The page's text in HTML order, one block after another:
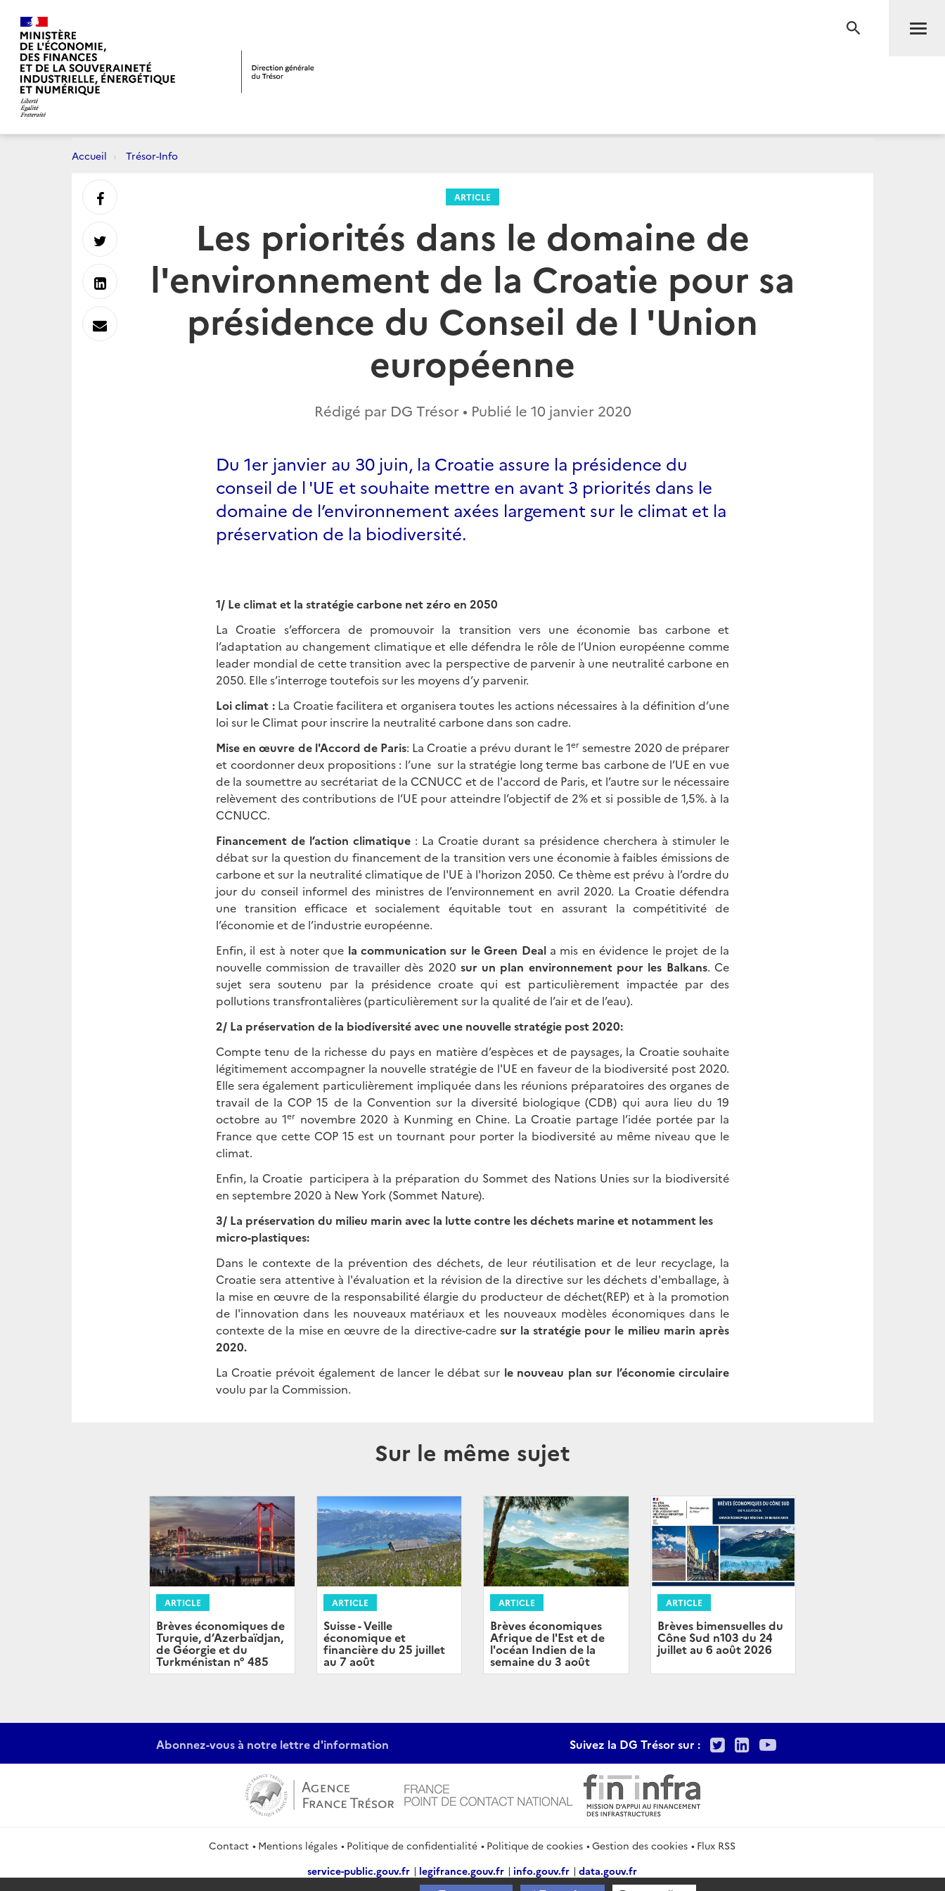
RECHERCHE
Accueil Trésor-Info
ARTICLE
Les priorités dans le domaine de
l'environnement de la Croatie pour sa
présidence du Conseil de l 'Union
européenne
Rédigé par DG Trésor • Publié le 10 janvier 2020
Du 1er janvier au 30 juin, la Croatie assure la présidence du
conseil de l 'UE et souhaite mettre en avant 3 priorités dans le
domaine de l’environnement axées largement sur le climat et la
préservation de la biodiversité.
1/ Le climat et la stratégie carbone net zéro en 2050
La Croatie s’efforcera de promouvoir la transition vers une économie bas carbone et
l’adaptation au changement climatique et elle défendra le rôle de l’Union européenne comme
leader mondial de cette transition avec la perspective de parvenir à une neutralité carbone en
2050. Elle s’interroge toutefois sur les moyens d’y parvenir.
Loi climat :La Croatie facilitera et organisera toutes les actions nécessaires à la définition d’une
loi sur le Climat pour inscrire la neutralité carbone dans son cadre.
Mise en œuvre de l'Accord de Paris: La Croatie a prévu durant le 1er semestre 2020 de préparer
et coordonner deux propositions : l’une sur la stratégie long terme bas carbone de l’UE en vue
de la soumettre au secrétariat de la CCNUCC et de l'accord de Paris, et l’autre sur le nécessaire
relèvement des contributions de l’UE pour atteindre l’objectif de 2% et si possible de 1,5%. à la
CCNUCC.
Financement de l’action climatique : La Croatie durant sa présidence cherchera à stimuler le
débat sur la question du financement de la transition vers une économie à faibles émissions de
carbone et sur la neutralité climatique de l'UE à l'horizon 2050. Ce thème est prévu à l’ordre du
jour du conseil informel des ministres de l’environnement en avril 2020. La Croatie défendra
une transition efficace et socialement équitable tout en assurant la compétitivité de
l’économie et de l’industrie européenne.
Enfin, il est à noter que la communication sur le Green Deala mis en évidence le projet de la
nouvelle commission de travailler dès 2020 sur un plan environnement pour les Balkans. Ce
sujet sera soutenu par la présidence croate qui est particulièrement impactée par des
pollutions transfrontalières (particulièrement sur la qualité de l’air et de l’eau).
2/ La préservation de la biodiversité avec une nouvelle stratégie post 2020:
Compte tenu de la richesse du pays en matière d’espèces et de paysages, la Croatie souhaite
légitimement accompagner la nouvelle stratégie de l'UE en faveur de la biodiversité post 2020.
Elle sera également particulièrement impliquée dans les réunions préparatoires des organes de
travail de la COP 15 de la Convention sur la diversité biologique (CDB) qui aura lieu du 19
octobre au 1er novembre 2020 à Kunming en Chine. La Croatie partage l’idée portée par la
France que cette COP 15 est un tournant pour porter la biodiversité au même niveau que le
climat.
Enfin, la Croatie participera à la préparation du Sommet des Nations Unies sur la biodiversité
en septembre 2020 à New York (Sommet Nature).
3/ La préservation du milieu marin avec la lutte contre les déchets marine et notamment les
micro-plastiques:
Dans le contexte de la prévention des déchets, de leur réutilisation et de leur recyclage, la
Croatie sera attentive à l'évaluation et la révision de la directive sur les déchets d'emballage, à
la mise en œuvre de la responsabilité élargie du producteur de déchet(REP) et à la promotion
de l'innovation dans les nouveaux matériaux et les nouveaux modèles économiques dans le
contexte de la mise en œuvre de la directive-cadre sur la stratégie pour le milieu marin après
2020.
La Croatie prévoit également de lancer le débat sur le nouveau plan sur l’économie circulaire
voulu par la Commission.
Sur le même sujet
ARTICLE
Brèves économiques de
Turquie, d’Azerbaïdjan,
de Géorgie et du
Turkménistan n° 485
ARTICLE
Suisse - Veille
économique et
financière du 25 juillet
au 7 août
ARTICLE
Brèves économiques
Afrique de l'Est et de
l'océan Indien de la
semaine du 3 août
ARTICLE
Brèves bimensuelles du
Cône Sud n103 du 24
juillet au 6 août 2026
Partager
sur
Facebook
Partager
sur
Partager
sur
Envoyer
Abonnez-vous à notre lettre d'information Suivez la DG Trésor sur : TwitterLinkedIn
Youtube
Contact Mentions légales Politique de confidentialité Politique de cookies Gestion des cookies
Flux RSS
service-public.gouv.fr
legifrance.gouv.fr info.gouv.fr
data.gouv.fr